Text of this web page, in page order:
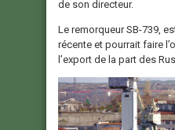
de son directeur.
Le remorqueur SB-739,
récente et pourrait faire
l’export de la part des